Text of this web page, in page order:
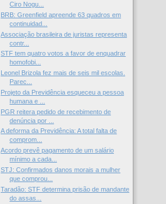
Ciro Nogu...
BRB: Greenfield apreende 63 quadros em
continuidad...
Associação brasileira de juristas representa
contr...
STF tem quatro votos a favor de enquadrar
homofobi...
Leonel Brizola fez mais de seis mil escolas.
Parec...
Projeto da Previdência esqueceu a pessoa
humana e ...
PGR reitera pedido de recebimento de
denúncia por ...
A deforma da Previdência: A total falta de
comprom...
Acordo prevê pagamento de um salário
mínimo a cada...
STJ: Confirmados danos morais a mulher
que comprou...
Taradão: STF determina prisão de mandante
do assas...